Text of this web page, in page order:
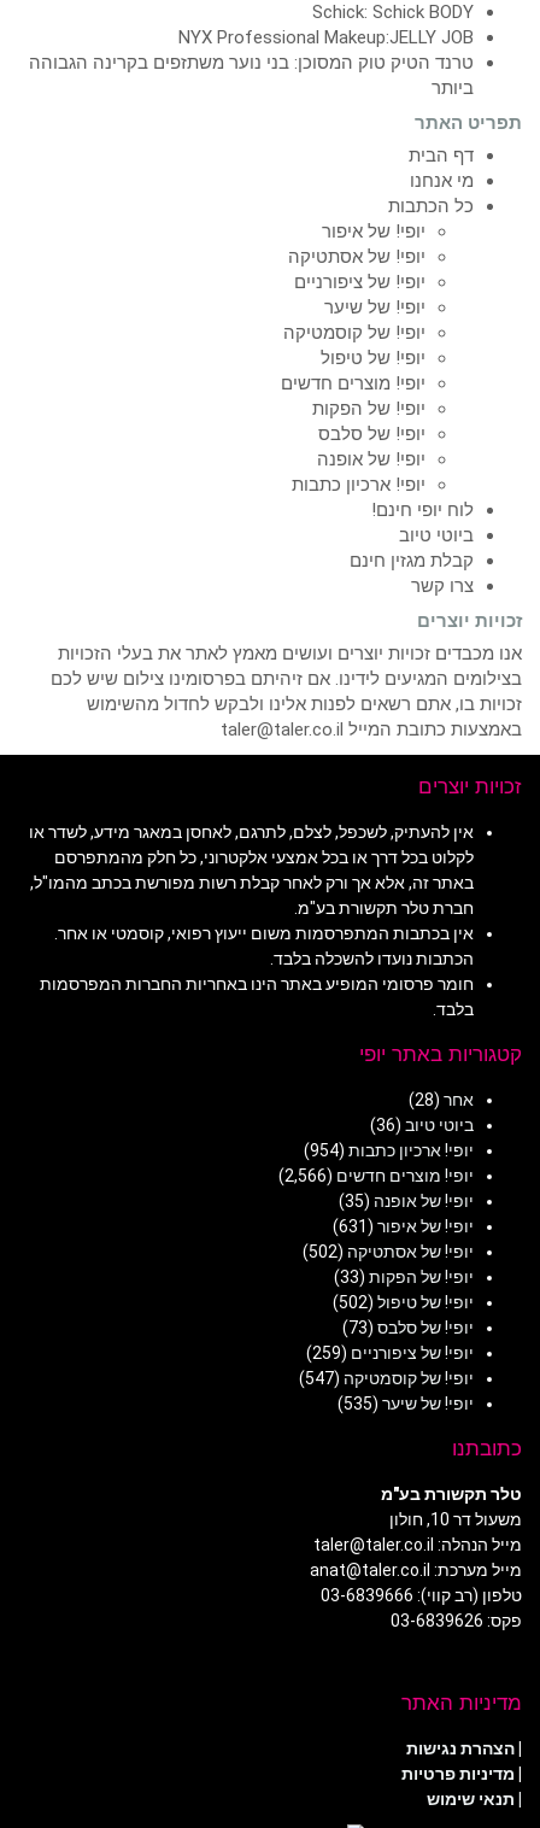
Schick: Schick BODY
NYX Professional Makeup:JELLY JOB
טרנד הטיק טוק המסוכן: בני נוער משתזפים בקרינה הגבוהה
ביותר
תפריט האתר
דף הבית
מי אנחנו
כל הכתבות
יופי! של איפור
יופי! של אסתטיקה
יופי! של ציפורניים
יופי! של שיער
יופי! של קוסמטיקה
יופי! של טיפול
יופי! מוצרים חדשים
יופי! של הפקות
יופי! של סלבס
יופי! של אופנה
יופי! ארכיון כתבות
לוח יופי חינם!
ביוטי טיוב
קבלת מגזין חינם
צרו קשר
זכויות יוצרים
אנו מכבדים זכויות יוצרים ועושים מאמץ לאתר את בעלי הזכויות
בצילומים המגיעים לידינו. אם זיהיתם בפרסומינו צילום שיש לכם
זכויות בו, אתם רשאים לפנות אלינו ולבקש לחדול מהשימוש
באמצעות כתובת המייל taler@taler.co.il
זכויות יוצרים
אין להעתיק, לשכפל, לצלם, לתרגם, לאחסן במאגר מידע, לשדר או
לקלוט בכל דרך או בכל אמצעי אלקטרוני, כל חלק מהמתפרסם
באתר זה, אלא אך ורק לאחר קבלת רשות מפורשת בכתב מהמו"ל,
חברת טלר תקשורת בע"מ.
אין בכתבות המתפרסמות משום ייעוץ רפואי, קוסמטי או אחר.
הכתבות נועדו להשכלה בלבד.
חומר פרסומי המופיע באתר הינו באחריות החברות המפרסמות
בלבד.
קטגוריות באתר יופי
אחר (28)
ביוטי טיוב (36)
יופי! ארכיון כתבות (954)
יופי! מוצרים חדשים (2,566)
יופי! של אופנה (35)
יופי! של איפור (631)
יופי! של אסתטיקה (502)
יופי! של הפקות (33)
יופי! של טיפול (502)
יופי! של סלבס (73)
יופי! של ציפורניים (259)
יופי! של קוסמטיקה (547)
יופי! של שיער (535)
כתובתנו
טלר תקשורת בע"מ
משעול דר 10, חולון
מייל הנהלה: taler@taler.co.il
מייל מערכת: anat@taler.co.il
טלפון (רב קווי): 03-6839666
פקס: 03-6839626
מדיניות האתר
הצהרת נגישות
מדיניות פרטיות
| תנאי שימוש